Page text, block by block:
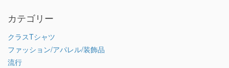
カテゴリー
クラスTシャツ
ファッション/アパレル/装飾品
流行